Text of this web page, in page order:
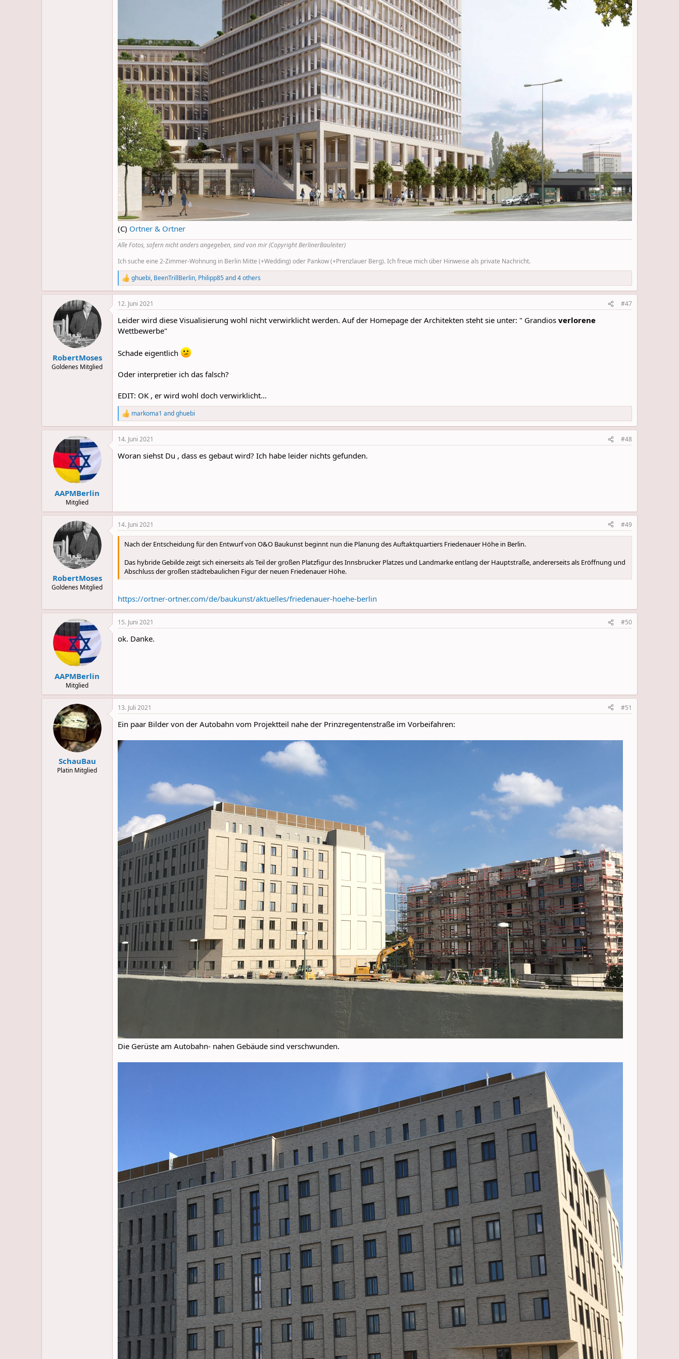
(C) Ortner & Ortner
Alle Fotos, sofern nicht anders angegeben, sind von mir (Copyright BerlinerBauleiter)
Ich suche eine 2-Zimmer-Wohnung in Berlin Mitte (+Wedding) oder Pankow (+Prenzlauer Berg). Ich freue mich über Hinweise als private Nachricht.
R
e
a
c
i
o
:
ghuebi, BeenTrillBerlin, Philipp85and 4 others
RobertMoses
Goldenes Mitglied
12. Juni 2021 #47
Leider wird diese Visualisierung wohl nicht verwirklicht werden. Auf der Homepage der Architekten steht sie unter: " Grandios verlorene
Wettbewerbe"
Schade eigentlich
Oder interpretier ich das falsch?
EDIT: OK , er wird wohl doch verwirklicht...
R
e
a
c
i
markoma1 andghuebi
AAPMBerlin
Mitglied
14. Juni 2021 #48
Woran siehst Du , dass es gebaut wird? Ich habe leider nichts gefunden.
RobertMoses
Goldenes Mitglied
14. Juni 2021 #49
Nach der Entscheidung für den Entwurf von O&O Baukunst beginnt nun die Planung des Auftaktquartiers Friedenauer Höhe in Berlin.
Das hybride Gebilde zeigt sich einerseits als Teil der großen Platzfigur des Innsbrucker Platzes und Landmarke entlang der Hauptstraße, andererseits als Eröffnung und
Abschluss der großen städtebaulichen Figur der neuen Friedenauer Höhe.
https://ortner-ortner.com/de/baukunst/aktuelles/friedenauer-hoehe-berlin
AAPMBerlin
Mitglied
15. Juni 2021 #50
ok. Danke.
SchauBau
Platin Mitglied
13. Juli 2021 #51
Ein paar Bilder von der Autobahn vom Projektteil nahe der Prinzregentenstraße im Vorbeifahren:
Die Gerüste am Autobahn- nahen Gebäude sind verschwunden.